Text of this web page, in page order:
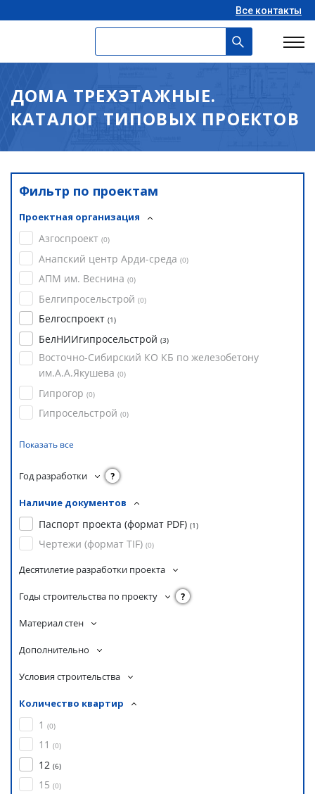
Все контакты
ДОМА ТРЕХЭТАЖНЫЕ.
КАТАЛОГ ТИПОВЫХ ПРОЕКТОВ
Фильтр по проектам
Проектная организация
Азгоспроект (0)
Анапский центр Арди-среда (0)
АПМ им. Веснина (0)
Белгипросельстрой (0)
Белгоспроект (1)
БелНИИгипросельстрой (3)
Восточно-Сибирский КО КБ по железобетону
им.А.А.Якушева (0)
Гипрогор (0)
Гипросельстрой (0)
Показать все
Год разработки ?
Наличие документов
Паспорт проекта (формат PDF) (1)
Чертежи (формат TIF) (0)
Десятилетие разработки проекта
Годы строительства по проекту ?
Материал стен
Дополнительно
Условия строительства
Количество квартир
1 (0)
11 (0)
12 (6)
15 (0)